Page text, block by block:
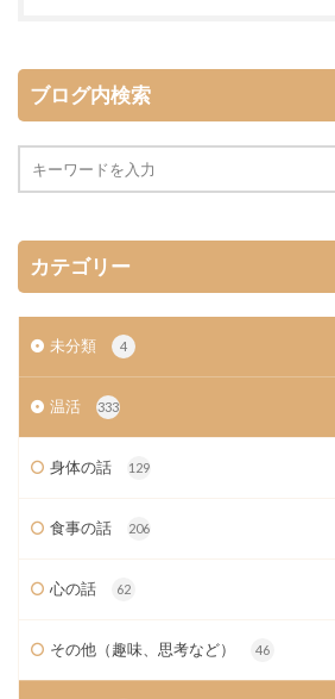
ブログ内検索
カテゴリー
未分類 4
温活 333
身体の話 129
食事の話 206
心の話 62
その他（趣味、思考など） 46